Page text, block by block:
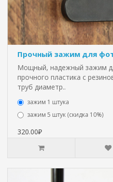
Прочный зажим для
Мощный, надежный зажим
прочного пластика с
труб диаметр..
зажим 1 штука
зажим 5 штук (скидка 10%)
320.00₽